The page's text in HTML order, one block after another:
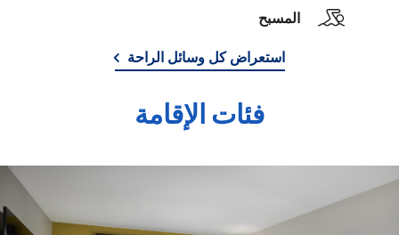
المسبح
استعراض كل وسائل الراحة
فئات الإقامة